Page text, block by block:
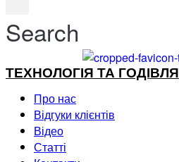
Search
ТЕХНОЛОГІЯ ТА ГОДІВЛЯ
Про нас
Відгуки клієнтів
Відео
Статті